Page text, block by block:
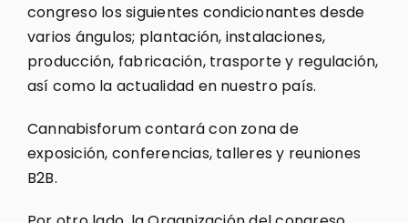
congreso los siguientes condicionantes desde
varios ángulos; plantación, instalaciones,
producción, fabricación, trasporte y regulación,
así como la actualidad en nuestro país.
Cannabisforum contará con zona de
exposición, conferencias, talleres y reuniones
B2B.